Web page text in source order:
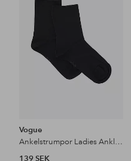
Vogue
Ankelstrumpor Ladies Anklesock 2-pack
139 SEK